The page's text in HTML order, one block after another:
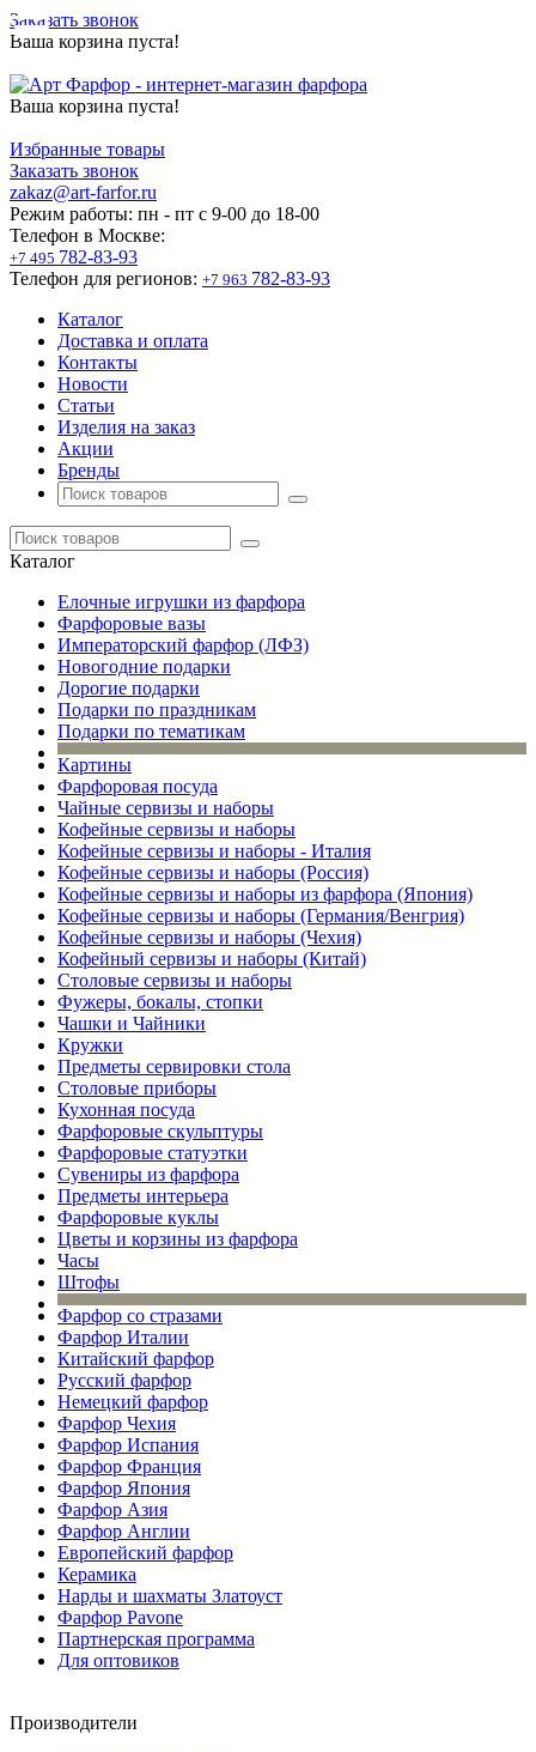
Заказать звонок
Ваша корзина пуста!
Ваша корзина пуста!
Избранные товары
Заказать звонок
zakaz@art-farfor.ru
Режим работы: пн - пт c 9-00 до 18-00
Телефон в Москве:
+7 495 782-83-93
Телефон для регионов: +7 963 782-83-93
Каталог
Доставка и оплата
Контакты
Новости
Статьи
Изделия на заказ
Акции
Бренды
Каталог
Елочные игрушки из фарфора
Фарфоровые вазы
Императорский фарфор (ЛФЗ)
Новогодние подарки
Дорогие подарки
Подарки по праздникам
Подарки по тематикам
Картины
Фарфоровая посуда
Чайные сервизы и наборы
Кофейные сервизы и наборы
Кофейные сервизы и наборы - Италия
Кофейные сервизы и наборы (Россия)
Кофейные сервизы и наборы из фарфора (Япония)
Кофейные сервизы и наборы (Германия/Венгрия)
Кофейные сервизы и наборы (Чехия)
Кофейный сервизы и наборы (Китай)
Столовые сервизы и наборы
Фужеры, бокалы, стопки
Чашки и Чайники
Кружки
Предметы сервировки стола
Столовые приборы
Кухонная посуда
Фарфоровые скульптуры
Фарфоровые статуэтки
Сувениры из фарфора
Предметы интерьера
Фарфоровые куклы
Цветы и корзины из фарфора
Часы
Штофы
Фарфор со стразами
Фарфор Италии
Китайский фарфор
Русский фарфор
Немецкий фарфор
Фарфор Чехия
Фарфор Испания
Фарфор Франция
Фарфор Япония
Фарфор Азия
Фарфор Англии
Европейский фарфор
Керамика
Нарды и шахматы Златоуст
Фарфор Pavone
Партнерская программа
Для оптовиков
Производители